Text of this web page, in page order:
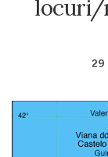
locuri/
29